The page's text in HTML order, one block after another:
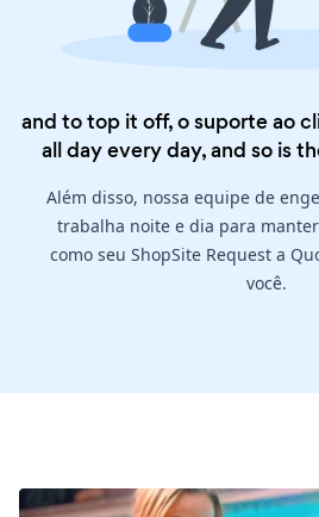
and to top it off, o suporte ao
all day every day, and so is
Além disso, nossa equipe de
trabalha noite e dia para
como seu ShopSite Request a
você.